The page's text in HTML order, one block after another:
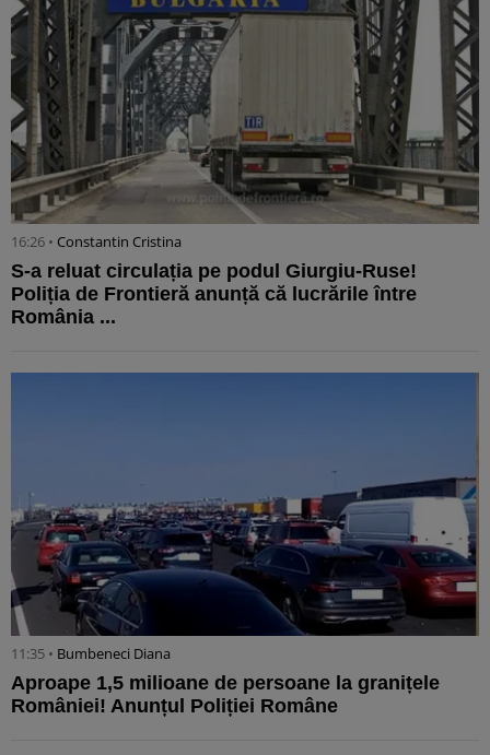
16:26 • Constantin Cristina
S-a reluat circulația pe podul Giurgiu-Ruse!
Poliția de Frontieră anunță că lucrările între
România ...
11:35 • Bumbeneci Diana
Aproape 1,5 milioane de persoane la granițele
României! Anunțul Poliției Române